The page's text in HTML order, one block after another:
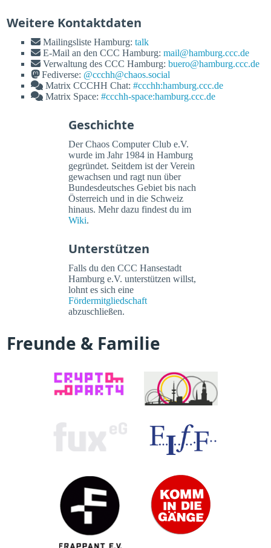
Weitere Kontaktdaten
Mailingsliste Hamburg:talk
E-Mail an den CCC Hamburg:mail@hamburg.ccc.de
Verwaltung des CCC Hamburg:buero@hamburg.ccc.de
Fediverse: @ccchh@chaos.social
Matrix CCCHH Chat:#ccchh:hamburg.ccc.de
Matrix Space:#ccchh-space:hamburg.ccc.de
Geschichte
Der Chaos Computer Club e.V.
wurde im Jahr 1984 in Hamburg
gegründet. Seitdem ist der Verein
gewachsen und ragt nun über
Bundesdeutsches Gebiet bis nach
Österreich und in die Schweiz
hinaus. Mehr dazu findest du im
Wiki.
Unterstützen
Falls du den CCC Hansestadt
Hamburg e.V. unterstützen willst,
lohnt es sich eine
Fördermitgliedschaft
abzuschließen.
Freunde & Familie